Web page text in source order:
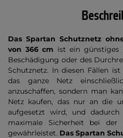
Das Spartan Schutznetz
von 366 cm ist ein günstiges
Beschädigung oder des
Schutznetz. In diesen Fällen
das ganze Netz
anzuschaffen, sondern man
Netz kaufen, das nur an die
aufgesetzt wird, und
maximale Sicherheit bei der
gewährleistet. Das Spartan